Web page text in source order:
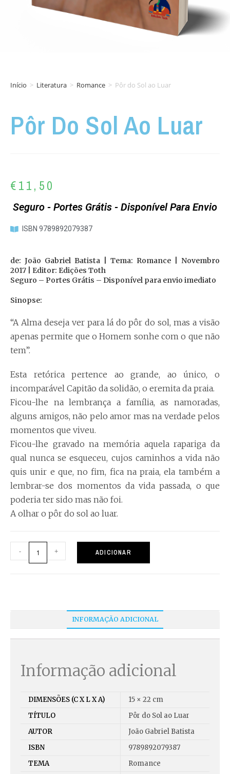
Início > Literatura > Romance > Pôr do Sol ao Luar
Pôr Do Sol Ao Luar
€11,50
Seguro - Portes Grátis - Disponível Para Envio
ISBN 9789892079387
de: João Gabriel Batista | Tema: Romance | Novembro
2017 | Editor: Edições Toth
Seguro – Portes Grátis – Disponível para envio imediato
Sinopse:
“A Alma deseja ver para lá do pôr do sol, mas a visão
apenas permite que o Homem sonhe com o que não
tem”.
Esta retórica pertence ao grande, ao único, o
incomparável Capitão da solidão, o eremita da praia.
Ficou-lhe na lembrança a família, as namoradas,
alguns amigos, não pelo amor mas na verdade pelos
momentos que viveu.
Ficou-lhe gravado na memória aquela rapariga da
qual nunca se esqueceu, cujos caminhos a vida não
quis unir e que, no fim, fica na praia, ela também a
lembrar-se dos momentos da vida passada, o que
poderia ter sido mas não foi.
A olhar o pôr do sol ao luar.
- + ADICIONAR
INFORMAÇÃO ADICIONAL
Informação adicional
DIMENSÕES (C X L X A)
15 × 22 cm
TÍTULO
Pôr do Sol ao Luar
AUTOR
João Gabriel Batista
ISBN
9789892079387
TEMA
Romance